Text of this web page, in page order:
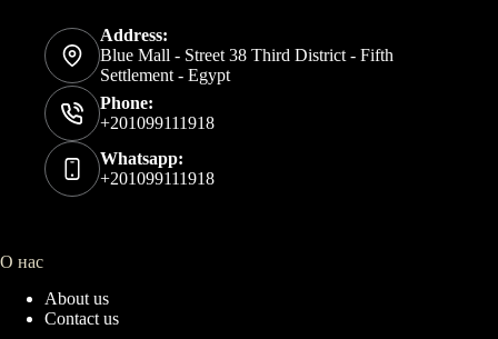
Address:
Blue Mall - Street 38 Third District - Fifth
Settlement - Egypt
Phone:
+201099111918
Whatsapp:
+201099111918
О нас
About us
Contact us